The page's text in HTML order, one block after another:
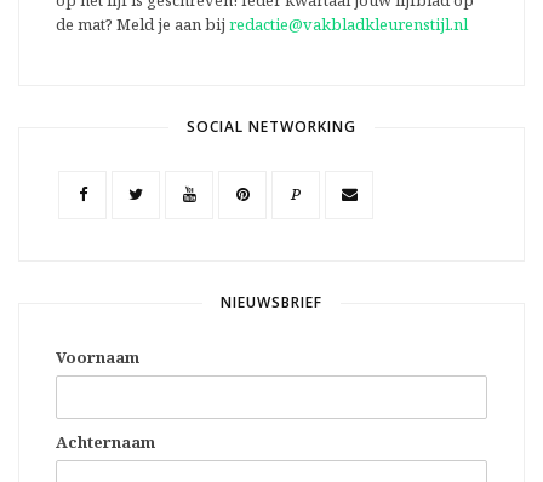
de mat? Meld je aan bij redactie@vakbladkleurenstijl.nl
SOCIAL NETWORKING
P
NIEUWSBRIEF
Voornaam
Achternaam